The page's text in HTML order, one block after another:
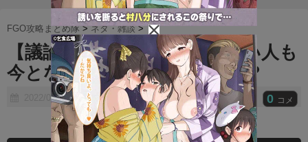
M
u
t
e
FGO攻略まとめ隊 >ネタ・雑談 >
【議論】あの配布鯖持ってない人も
今となっては多いのでは？？？
2022/07/21 0 コメ